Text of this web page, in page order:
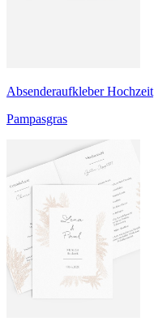
Absenderaufkleber Hochzeit
Pampasgras